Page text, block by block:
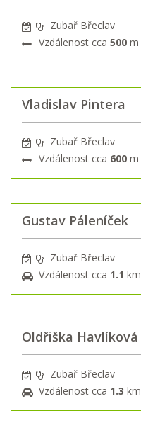
Zubař Břeclav
Vzdálenost cca 500 m
Vladislav Pintera
Zubař Břeclav
Vzdálenost cca 600 m
Gustav Páleníček
Zubař Břeclav
Vzdálenost cca 1.1 km
Oldřiška Havlíková
Zubař Břeclav
Vzdálenost cca 1.3 km